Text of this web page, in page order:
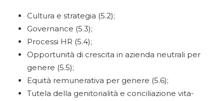
Cultura e strategia (5.2);
Governance (5.3);
Processi HR (5.4);
Opportunità di crescita in azienda neutrali per
genere (5.5);
Equità remunerativa per genere (5.6);
Tutela della genitorialità e conciliazione vita-